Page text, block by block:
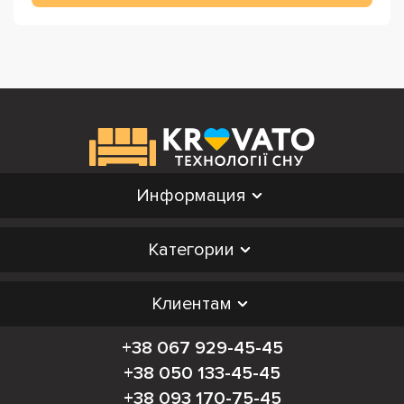
Информация
Категории
Клиентам
+38 067 929-45-45
+38 050 133-45-45
+38 093 170-75-45